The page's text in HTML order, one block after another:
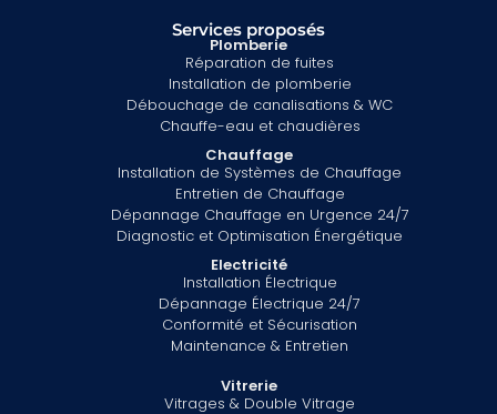
Services proposés
Plomberie
Réparation de fuites
Installation de plomberie
Débouchage de canalisations & WC
Chauffe-eau et chaudières
Chauffage
Installation de Systèmes de Chauffage
Entretien de Chauffage
Dépannage Chauffage en Urgence 24/7
Diagnostic et Optimisation Énergétique
Electricité
Installation Électrique
Dépannage Électrique 24/7
Conformité et Sécurisation
Maintenance & Entretien
Vitrerie
Vitrages & Double Vitrage